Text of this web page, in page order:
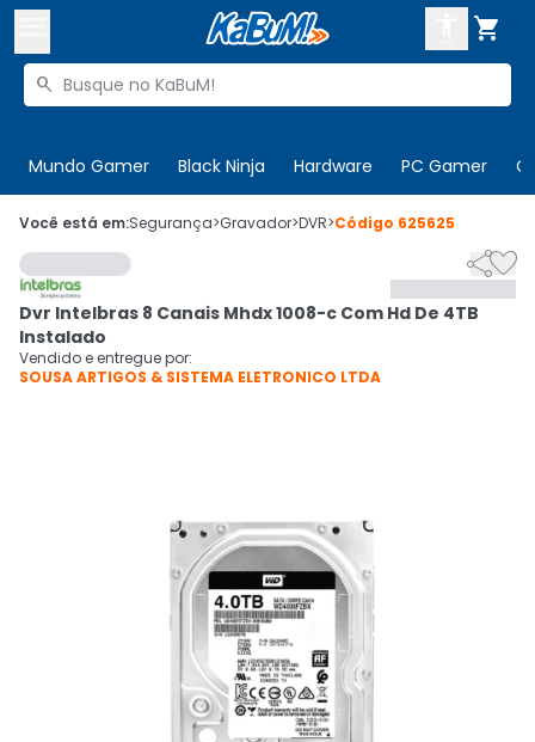

Buscar produtos

Mundo Gamer Black Ninja Hardware PC Gamer
 Olá. Acesse sua conta
 Departamentos
Cupons
Mais Vendidos
CADASTRE-SE
Você está em:Segurança>Gravador>DVR>Código 625625

Dvr Intelbras 8 Canais Mhdx 1008-c Com Hd De 4TB
Instalado
Vendido e entregue por:
SOUSA ARTIGOS & SISTEMA ELETRONICO LTDA